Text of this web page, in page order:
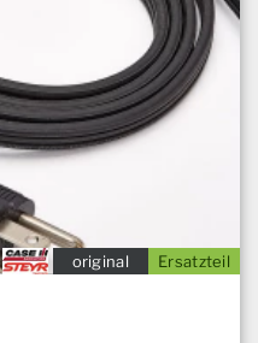
Ersatzteil
original